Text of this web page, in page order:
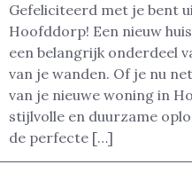
Gefeliciteerd met je bent
Hoofddorp! Een nieuw
een belangrijk onderdeel
van je wanden. Of je nu
van je nieuwe woning in
stijlvolle en duurzame
de perfecte […]